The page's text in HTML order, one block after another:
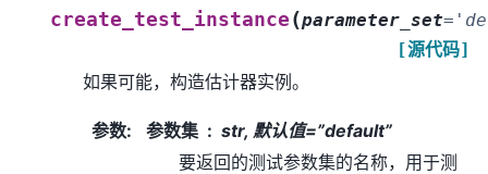
create_test_instance (parameter_set=
[源代码]
如果可能，构造估计器实例。
参数: 参数集
str, 默认值=”default”
要返回的测试参数集的名称，用于测